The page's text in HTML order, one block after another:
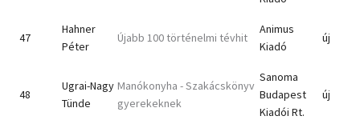
47
Hahner
Péter
Újabb 100 történelmi tévhit
Animus
Kiadó
új
48
Ugrai-Nagy
Tünde
Manókonyha - Szakácskönyv
gyerekeknek
Sanoma
Budapest
Kiadói Rt.
új